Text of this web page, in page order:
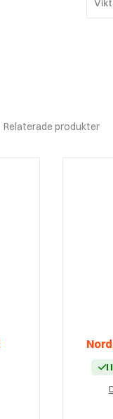
Vikt
Relaterade produkter
I